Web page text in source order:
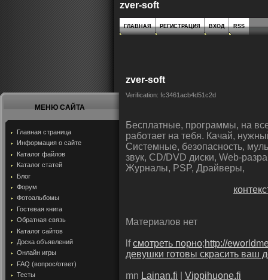
МЕНЮ САЙТА
Главная страница
Информация о сайте
Каталог файлов
Каталог статей
Блог
Форум
Фотоальбомы
Гостевая книга
Обратная связь
Каталог сайтов
Доска объявлений
Онлайн игры
FAQ (вопрос/ответ)
Тесты
zver-soft
ГЛАВНАЯ РЕГИСТРАЦИЯ ВХОД RSS
zver-soft
Verification: fc3461acb4d51c2d
Бесплатные, программы, на
работает на тебя. Качай,
Системные, безопасность,
звук, CD/DVD диски, Web-
Журналы, PSP, Драйверы,
Материалов нет
lfсмотреть порно;http://
девушки готовы скрасить ваш
mn Lainan.fi Vippihuone.fi